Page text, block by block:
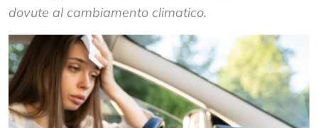
dovute al cambiamento climatico.